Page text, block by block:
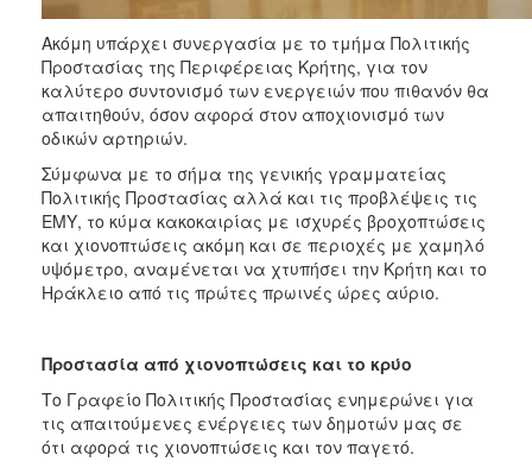
Ακόμη υπάρχει συνεργασία με το τμήμα Πολιτικής
Προστασίας της Περιφέρειας Κρήτης, για τον
καλύτερο συντονισμό των ενεργειών που πιθανόν θα
απαιτηθούν, όσον αφορά στον αποχιονισμό των
οδικών αρτηριών.
Σύμφωνα με το σήμα της γενικής γραμματείας
Πολιτικής Προστασίας αλλά και τις προβλέψεις τις
ΕΜΥ, το κύμα κακοκαιρίας με ισχυρές βροχοπτώσεις
και χιονοπτώσεις ακόμη και σε περιοχές με χαμηλό
υψόμετρο, αναμένεται να χτυπήσει την Κρήτη και το
Ηράκλειο από τις πρώτες πρωινές ώρες αύριο.
Προστασία από χιονοπτώσεις και το κρύο
Το Γραφείο Πολιτικής Προστασίας ενημερώνει για
τις απαιτούμενες ενέργειες των δημοτών μας σε
ότι αφορά τις χιονοπτώσεις και τον παγετό.